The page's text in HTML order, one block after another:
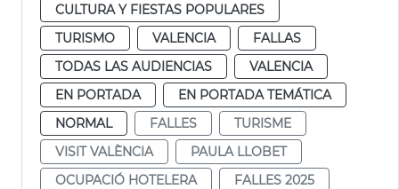
CULTURA Y FIESTAS POPULARES
TURISMO
VALENCIA
FALLAS
TODAS LAS AUDIENCIAS
VALENCIA
EN PORTADA
EN PORTADA TEMÁTICA
NORMAL
FALLES
TURISME
VISIT VALÈNCIA
PAULA LLOBET
OCUPACIÓ HOTELERA
FALLES 2025